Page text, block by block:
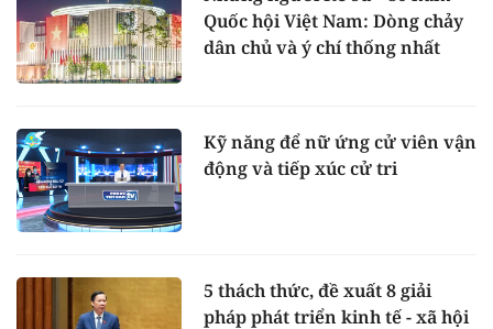
Quốc hội Việt Nam: Dòng chảy
dân chủ và ý chí thống nhất
Kỹ năng để nữ ứng cử viên vận
động và tiếp xúc cử tri
5 thách thức, đề xuất 8 giải
pháp phát triển kinh tế - xã hội